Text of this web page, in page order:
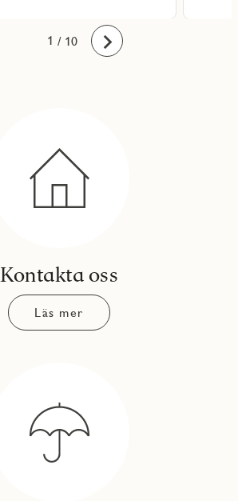
1
2
3
4
5
6
7
8
9
10 / 10 Framåt
Kontakta oss
Läs mer